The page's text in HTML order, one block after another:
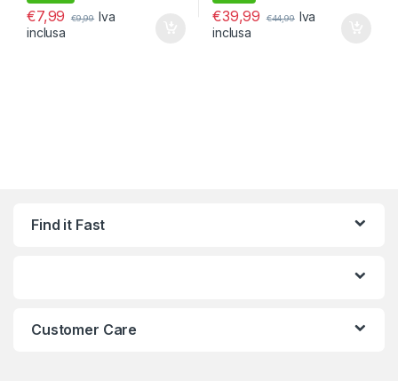
€7,99 €9,99 Iva
inclusa
€39,99 €44,99 Iva
inclusa
Find it Fast
Customer Care